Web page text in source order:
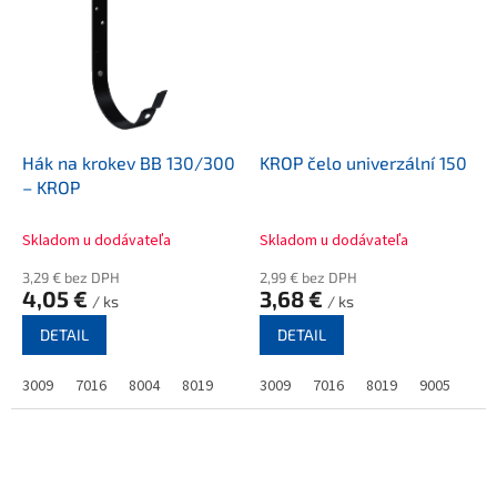
Hák na krokev BB 130/300
– KROP
Skladom u dodávateľa
3,29 € bez DPH
4,05 € / ks
DETAIL
3009 7016 8004 8019
KROP čelo univerzální 150
Skladom u dodávateľa
2,99 € bez DPH
3,68 € / ks
DETAIL
3009 7016 8019 9005